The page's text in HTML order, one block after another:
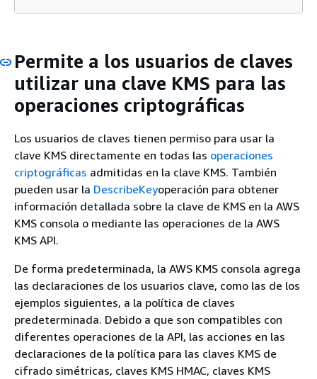
Permite a los usuarios de claves
utilizar una clave KMS para las
operaciones criptográficas
Los usuarios de claves tienen permiso para usar la
clave KMS directamente en todas las operaciones
criptográficas admitidas en la clave KMS. También
pueden usar la DescribeKeyoperación para obtener
información detallada sobre la clave de KMS en la AWS
KMS consola o mediante las operaciones de la AWS
KMS API.
De forma predeterminada, la AWS KMS consola agrega
las declaraciones de los usuarios clave, como las de los
ejemplos siguientes, a la política de claves
predeterminada. Debido a que son compatibles con
diferentes operaciones de la API, las acciones en las
declaraciones de la política para las claves KMS de
cifrado simétricas, claves KMS HMAC, claves KMS